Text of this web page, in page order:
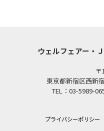
ウェルフェアー・
東京都新宿区西新
TEL：03-5989-
プライバシーポリシー